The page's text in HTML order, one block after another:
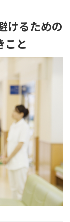
けるための
こと